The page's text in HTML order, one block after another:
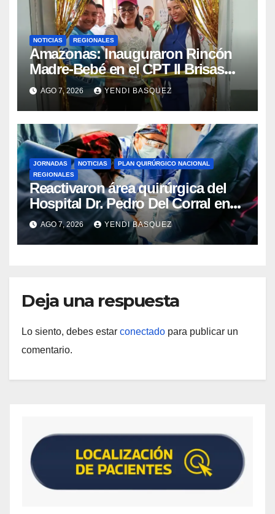
NOTICIAS REGIONALES
​Amazonas: Inauguraron Rincón
Madre-Bebé en el CPT II Brisas
del Aeropuerto ​Inauguraron
Rincón
AGO 7, 2026 YENDI BASQUEZ
JORNADAS NOTICIAS
PLAN QUIRÚRGICO NACIONAL
REGIONALES
Reactivaron área quirúrgica del
Hospital Dr. Pedro Del Corral en
Guárico
AGO 7, 2026 YENDI BASQUEZ
Deja una respuesta
Lo siento, debes estar conectado para publicar un
comentario.